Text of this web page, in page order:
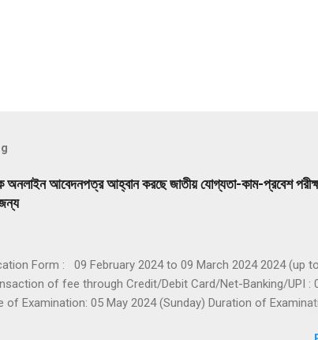
অনলাইন আবেদনপত্র আহ্বান করছে জাতীয় যোগ্যতা-কাম-প্রবেশ
Form : 09 February 2024 to 09 March 2024 2024 (up
of fee through Credit/Debit Card/Net-Banking/UPI :
Examination: 05 May 2024 (Sunday) Duration of